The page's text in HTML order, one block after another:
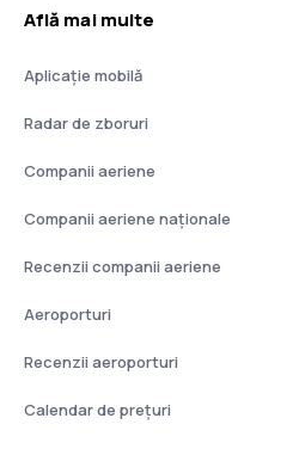
Află mai multe
Aplicație mobilă
Radar de zboruri
Companii aeriene
Companii aeriene naţionale
Recenzii companii aeriene
Aeroporturi
Recenzii aeroporturi
Calendar de prețuri